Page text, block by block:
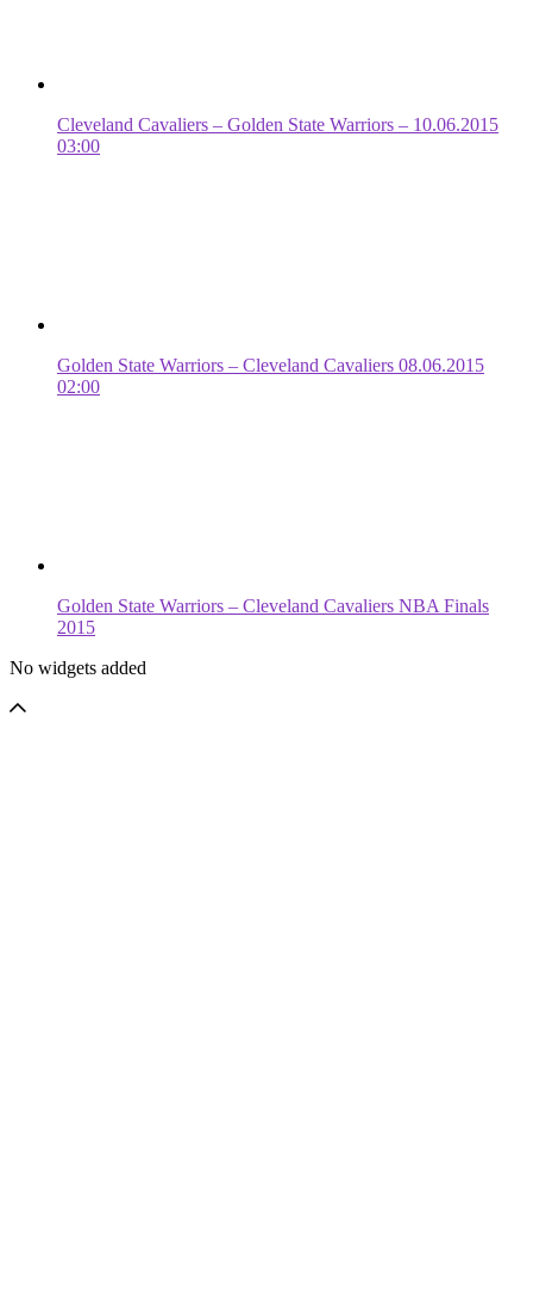
Cleveland Cavaliers – Golden State Warriors – 10.06.2015
03:00
Golden State Warriors – Cleveland Cavaliers 08.06.2015
02:00
Golden State Warriors – Cleveland Cavaliers NBA Finals
2015
No widgets added